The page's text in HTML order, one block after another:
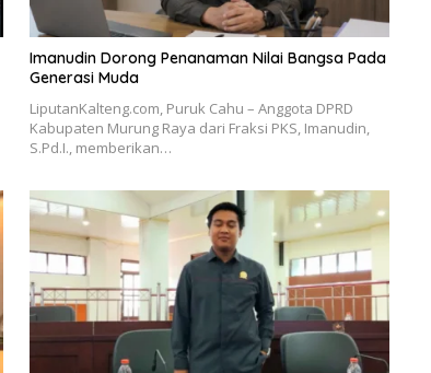
Imanudin Dorong Penanaman Nilai Bangsa Pada
Generasi Muda
LiputanKalteng.com, Puruk Cahu – Anggota DPRD
Kabupaten Murung Raya dari Fraksi PKS, Imanudin,
S.Pd.I., memberikan…